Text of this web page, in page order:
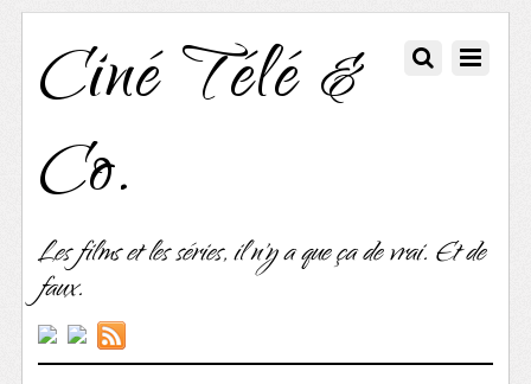
Ciné Télé &
Co.
Les films et les séries, il n'y a que ça de vrai. Et de
faux.